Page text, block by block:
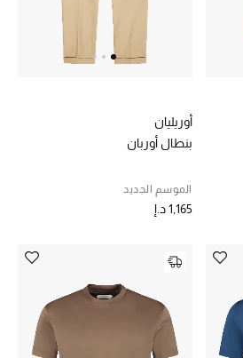
أوريليان
بنطال أوربان
الموسم الجديد
1,165 د.إ